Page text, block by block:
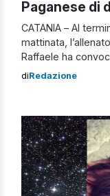
Paganese di
CATANIA – Al
mattinata,
Raffaele ha
Paganese, in
2020/21. Sono
diRedazione